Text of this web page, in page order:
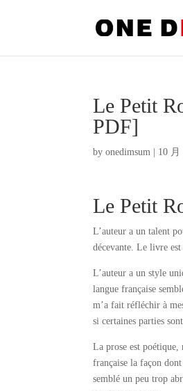
Le Petit
PDF]
byonedimsum 10 月
Le Petit
L’auteur a un talent
décevante. Le livre
L’auteur a un style
langue française
m’a fait réfléchir à
si certaines parties
La prose est
française la façon
semblé un peu trop